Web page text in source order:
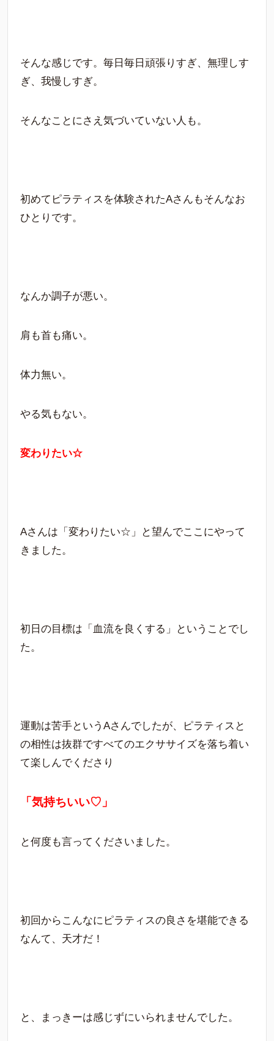
そんな感じです。毎日毎日頑張りすぎ、無理しす
ぎ、我慢しすぎ。
そんなことにさえ気づいていない人も。
初めてピラティスを体験されたAさんもそんなお
ひとりです。
なんか調子が悪い。
肩も首も痛い。
体力無い。
やる気もない。
変わりたい☆
Aさんは「変わりたい☆」と望んでここにやって
きました。
初日の目標は「血流を良くする」ということでし
た。
運動は苦手というAさんでしたが、ピラティスと
の相性は抜群ですべてのエクササイズを落ち着い
て楽しんでくださり
「気持ちいい♡」
と何度も言ってくださいました。
初回からこんなにピラティスの良さを堪能できる
なんて、天才だ！
と、まっきーは感じずにいられませんでした。